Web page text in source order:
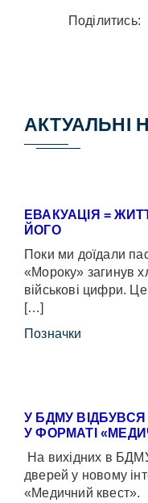
Поділитись:
АКТУАЛЬНІ
ЕВАКУАЦІЯ =
ЙОГО
Поки ми доїдали
«Мороку» загинув
військові цифри.
[…]
Позначки
У БДМУ
У ФОРМАТІ
На вихідних в
дверей у новому
«Медичний квест».